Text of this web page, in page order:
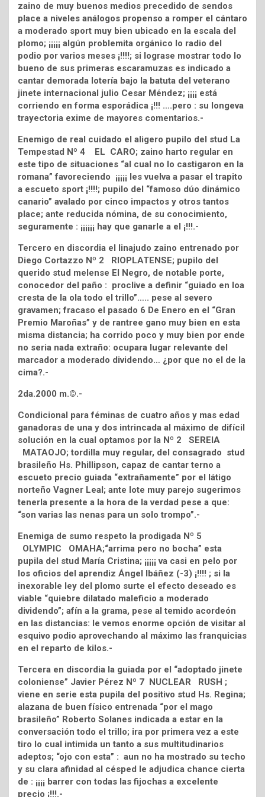
zaino de muy buenos medios precedido de sendos
place a niveles análogos propenso a romper el cántaro
a moderado sport muy bien ubicado en la escala del
plomo; ¡¡¡¡¡ algún problemita orgánico lo radio del
podio por varios meses ¡!!!!; si lograse mostrar todo lo
bueno de sus primeras escaramuzas es indicado a
cantar demorada lotería bajo la batuta del veterano
jinete internacional julio Cesar Méndez; ¡¡¡¡ está
corriendo en forma esporádica ¡!!! ….pero : su longeva
trayectoria exime de mayores comentarios.-
Enemigo de real cuidado el aligero pupilo del stud La
Tempestad Nº 4 EL CARO; zaino harto regular en
este tipo de situaciones “al cual no lo castigaron en la
romana” favoreciendo ¡¡¡¡¡ les vuelva a pasar el trapito
a escueto sport ¡!!!!; pupilo del “famoso dúo dinámico
canario” avalado por cinco impactos y otros tantos
place; ante reducida nómina, de su conocimiento,
seguramente : ¡¡¡¡¡¡ hay que ganarle a el ¡!!!.-
Tercero en discordia el linajudo zaino entrenado por
Diego Cortazzo Nº 2 RIOPLATENSE; pupilo del
querido stud melense El Negro, de notable porte,
conocedor del paño : proclive a definir “guiado en loa
cresta de la ola todo el trillo”….. pese al severo
gravamen; fracaso el pasado 6 De Enero en el “Gran
Premio Maroñas” y de rantree gano muy bien en esta
misma distancia; ha corrido poco y muy bien por ende
no seria nada extraño: ocupara lugar relevante del
marcador a moderado dividendo… ¿por que no el de la
cima?.-
2da.2000 m.©.-
Condicional para féminas de cuatro años y mas edad
ganadoras de una y dos intrincada al máximo de difícil
solución en la cual optamos por la Nº 2 SEREIA
MATAOJO; tordilla muy regular, del consagrado stud
brasileño Hs. Phillipson, capaz de cantar terno a
escueto precio guiada “extrañamente” por el látigo
norteño Vagner Leal; ante lote muy parejo sugerimos
tenerla presente a la hora de la verdad pese a que:
“son varias las nenas para un solo trompo”.-
Enemiga de sumo respeto la prodigada Nº 5
OLYMPIC OMAHA;“arrima pero no bocha” esta
pupila del stud María Cristina; ¡¡¡¡¡ va casi en pelo por
los oficios del aprendiz Ángel Ibáñez (-3) ¡!!!! ; si la
inexorable ley del plomo surte el efecto deseado es
viable “quiebre dilatado maleficio a moderado
dividendo”; afín a la grama, pese al temido acordeón
en las distancias: le vemos enorme opción de visitar al
esquivo podio aprovechando al máximo las franquicias
en el reparto de kilos.-
Tercera en discordia la guiada por el “adoptado jinete
coloniense” Javier Pérez Nº 7 NUCLEAR RUSH ;
viene en serie esta pupila del positivo stud Hs. Regina;
alazana de buen físico entrenada “por el mago
brasileño” Roberto Solanes indicada a estar en la
conversación todo el trillo; ira por primera vez a este
tiro lo cual intimida un tanto a sus multitudinarios
adeptos; “ojo con esta” : aun no ha mostrado su techo
y su clara afinidad al césped le adjudica chance cierta
de : ¡¡¡¡ barrer con todas las fijochas a excelente
precio ¡!!!.-